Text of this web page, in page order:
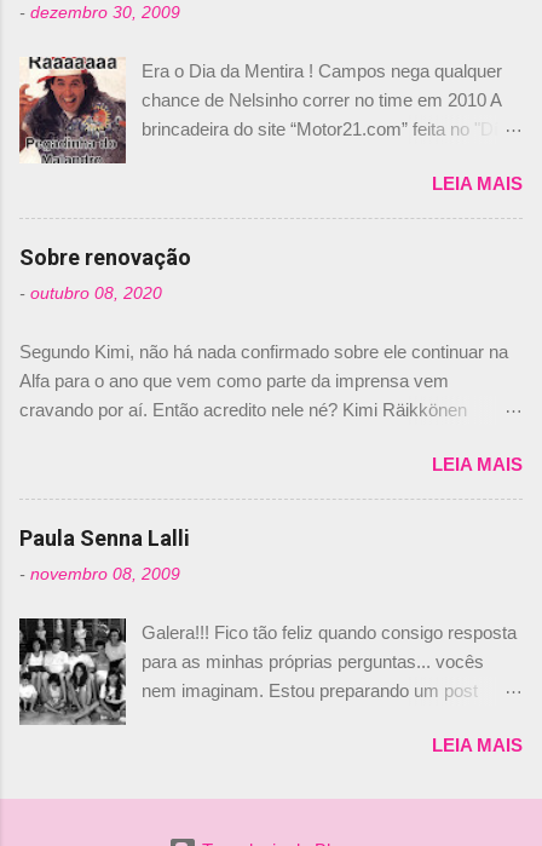
- dezembro 30, 2009
Era o Dia da Mentira ! Campos nega qualquer
chance de Nelsinho correr no time em 2010 A
brincadeira do site “Motor21.com” feita no "Día
de abril –, afirmando que Nelson Piquet havia
comprado 15% das ações da Campos, dando,
com isso, um lugar no time a Nelsinho Piquet,
foi esclarecida de uma vez por todas por
Daniele Audetto, diretor da escuderia. O
não será o companheiro de Bruno Senna em
2010. "Na verdade, nós recebemos uma oferta
de Piquet", admitiu Audetto. “Mas depois de ter
dois brasileiros”, explicou, dizendo ainda que
não tem nada contra o filho do tricampeão
Nelson Piquet. “Ele é um bom piloto, rápido e
experiente.” Audetto disse ainda que a suposta
não corresponde à realidade. “O suposto 15%
de investimento seria menor do que aquilo que
outros pilotos podem trazer: italianos, r...
LEIA MAIS
Sobre renovação
- outubro 08, 2020
Segundo Kimi, não há nada confirmado sobre ele continuar na
Alfa para o ano que vem como parte da imprensa vem
cravando por aí. Então acredito nele né? Kimi Räikkönen
truth but I’ve never had an option in my contract so that’s
should, pretty much, tell you that it’s not true." #Kimi7 #EifelGP
#AlfaRomeoRacing pic.twitter.com/77EDVn39Ia — Kimi
Romain falando sobre o fato do Iceman estar há tantos anos na
@RGrosjean ! #EifelGP 🇩🇪 #F1
pic.twitter.com/GSAu1LWnwW — Formula 1 (@F1) October 8,
2020 Beijinhos, Ludy
LEIA MAIS
Paula Senna Lalli
- novembro 08, 2009
Galera!!! Fico tão feliz quando consigo resposta
para as minhas próprias perguntas... vocês
nem imaginam. Estou preparando um post
nunca falei sobre ela, aqui no Octeto. No meio
aqui: Na época, rendeu um burburinho, porque
LEIA MAIS